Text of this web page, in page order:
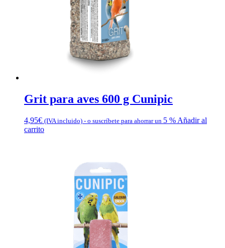
Grit para aves 600 g Cunipic
4,95€ (IVA incluido) - o suscríbete para ahorrar un 5 % Añadir al
carrito